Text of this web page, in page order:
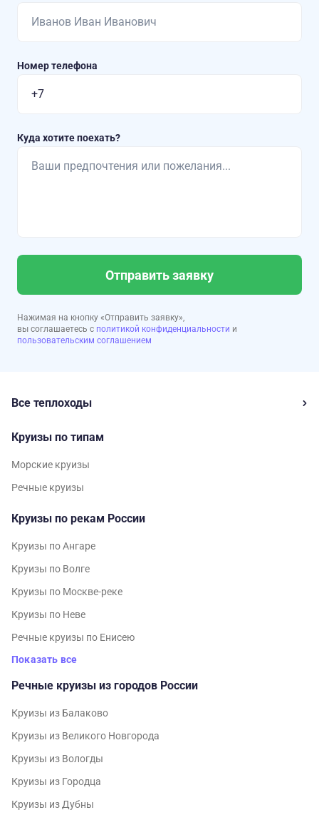
Номер телефона
Куда хотите поехать?
Отправить заявку
Нажимая на кнопку «Отправить заявку»,
вы соглашаетесь с политикой конфиденциальности и
пользовательским соглашением
Все теплоходы
Круизы по типам
Морские круизы
Речные круизы
Круизы по рекам России
Круизы по Ангаре
Круизы по Волге
Круизы по Москве-реке
Круизы по Неве
Речные круизы по Енисею
Показать все
Речные круизы из городов России
Круизы из Балаково
Круизы из Великого Новгорода
Круизы из Вологды
Круизы из Городца
Круизы из Дубны